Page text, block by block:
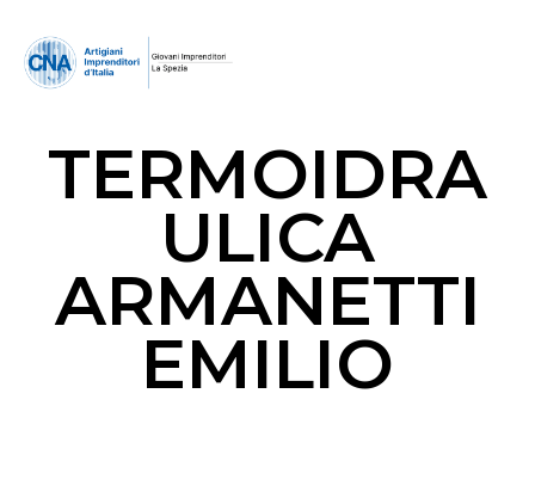
TERMOIDRA
ULICA
ARMANETTI
EMILIO